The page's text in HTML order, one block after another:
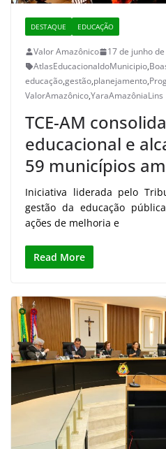
DESTAQUE EDUCAÇÃO
Valor Amazônico 17 de junho
AtlasEducacionaldoMunicipio,
educação,gestão,planejamento,
ValorAmazônico,YaraAmazôniaLins
TCE-AM
educacional e
59 municípios
Iniciativa liderada pelo
gestão da educação
ações de melhoria e
Read More